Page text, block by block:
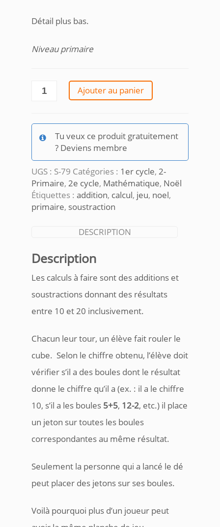
Détail plus bas.
Niveau primaire
quantité
calculs
boules
de
sapin
1
Ajouter au panier
Tu veux ce produit gratuitement
? Deviens membre
UGS : S-79 Catégories : 1er cycle, 2-
Primaire, 2e cycle, Mathématique, Noël
Étiquettes : addition, calcul, jeu, noel,
primaire, soustraction
DESCRIPTION
Description
Les calculs à faire sont des additions et
soustractions donnant des résultats
entre 10 et 20 inclusivement.
Chacun leur tour, un élève fait rouler le
cube. Selon le chiffre obtenu, l’élève doit
vérifier s’il a des boules dont le résultat
donne le chiffre qu’il a (ex. : il a le chiffre
10, s’il a les boules 5+5, 12-2, etc.) il place
un jeton sur toutes les boules
correspondantes au même résultat.
Seulement la personne qui a lancé le dé
peut placer des jetons sur ses boules.
Voilà pourquoi plus d’un joueur peut